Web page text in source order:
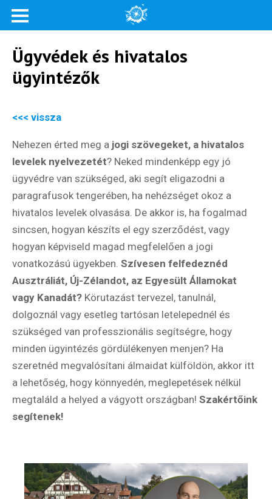
Ügyvédek és hivatalos
ügyintézők
<<< vissza
Nehezen érted meg a jogi szövegeket, a hivatalos
levelek nyelvezetét? Neked mindenképp egy jó
ügyvédre van szükséged, aki segít eligazodni a
paragrafusok tengerében, ha nehézséget okoz a
hivatalos levelek olvasása. De akkor is, ha fogalmad
sincsen, hogyan készíts el egy szerződést, vagy
hogyan képviseld magad megfelelően a jogi
vonatkozású ügyekben. Szívesen felfedeznéd
Ausztráliát, Új-Zélandot, az Egyesült Államokat
vagy Kanadát? Körutazást tervezel, tanulnál,
dolgoznál vagy esetleg tartósan letelepednél és
szükséged van professzionális segítségre, hogy
minden ügyintézés gördülékenyen menjen? Ha
szeretnéd megvalósítani álmaidat külföldön, akkor itt
a lehetőség, hogy könnyedén, meglepetések nélkül
megtaláld a helyed a vágyott országban! Szakértőink
segítenek!